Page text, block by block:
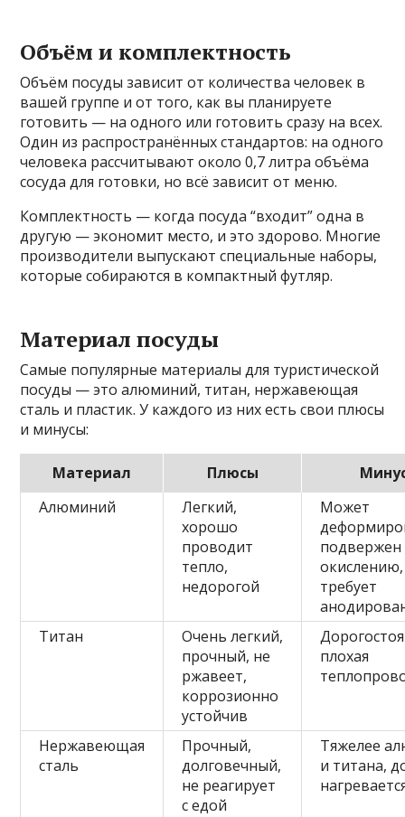
Объём и комплектность
Объём посуды зависит от количества человек в
вашей группе и от того, как вы планируете
готовить — на одного или готовить сразу на всех.
Один из распространённых стандартов: на одного
человека рассчитывают около 0,7 литра объёма
сосуда для готовки, но всё зависит от меню.
Комплектность — когда посуда “входит” одна в
другую — экономит место, и это здорово. Многие
производители выпускают специальные наборы,
которые собираются в компактный футляр.
Материал посуды
Самые популярные материалы для туристической
посуды — это алюминий, титан, нержавеющая
сталь и пластик. У каждого из них есть свои плюсы
и минусы:
Материал Плюсы
Алюминий
Легкий,
хорошо
проводит
тепло,
недорогой
Может
подвержен
окислению,
требует
Титан
Очень легкий,
прочный, не
ржавеет,
коррозионно
устойчив
плохая
Нержавеющая
сталь
Прочный,
долговечный,
не реагирует
с едой
Тяжелее
и титана,